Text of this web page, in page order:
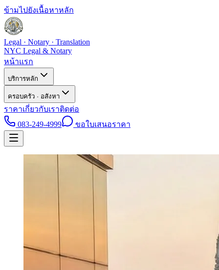
ข้ามไปยังเนื้อหาหลัก
Legal · Notary · Translation
NYC Legal & Notary
หน้าแรก
บริการหลัก
ครอบครัว · อสังหา
ราคาเกี่ยวกับเราติดต่อ
083-249-4999
ขอใบเสนอราคา